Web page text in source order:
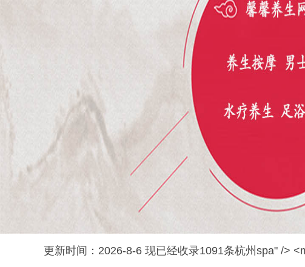
更新时间：2026-8-6 现已经收录1091条杭州spa" />